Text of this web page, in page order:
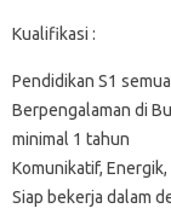
Kualifikasi :
Pendidikan S1
Berpengalaman di
minimal 1 tahun
Komunikatif,
Siap bekerja dalam